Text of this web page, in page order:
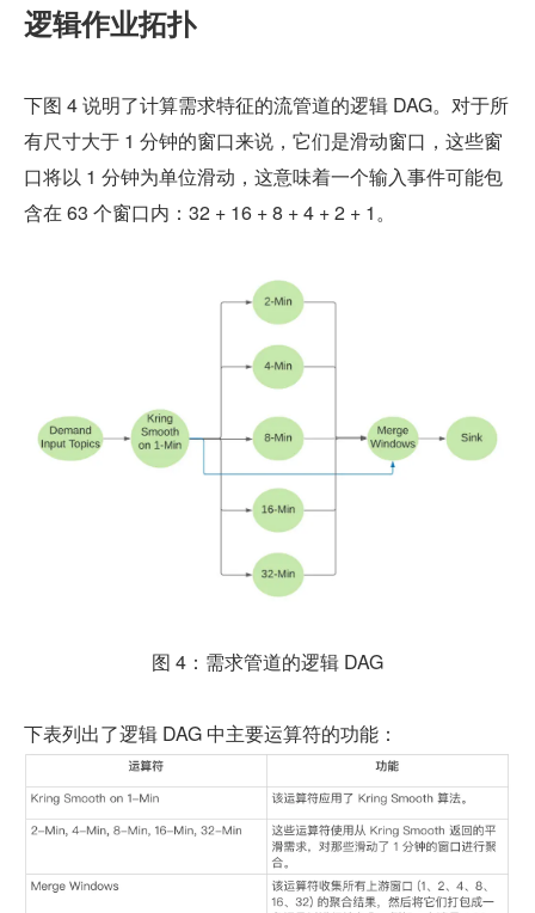
逻辑作业拓扑
下图 4 说明了计算需求特征的流管道的逻辑 DAG。对于所
有尺寸大于 1 分钟的窗口来说，它们是滑动窗口，这些窗
口将以 1 分钟为单位滑动，这意味着一个输入事件可能包
含在 63 个窗口内：32 + 16 + 8 + 4 + 2 + 1。
图 4：需求管道的逻辑 DAG
下表列出了逻辑 DAG 中主要运算符的功能：